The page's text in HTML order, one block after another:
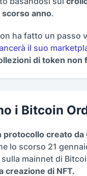
anno.
ha fatto un passo
il suo
di token non
i Bitcoin
protocollo creato da
lo scorso 21
mainnet di
creazione di NFT.